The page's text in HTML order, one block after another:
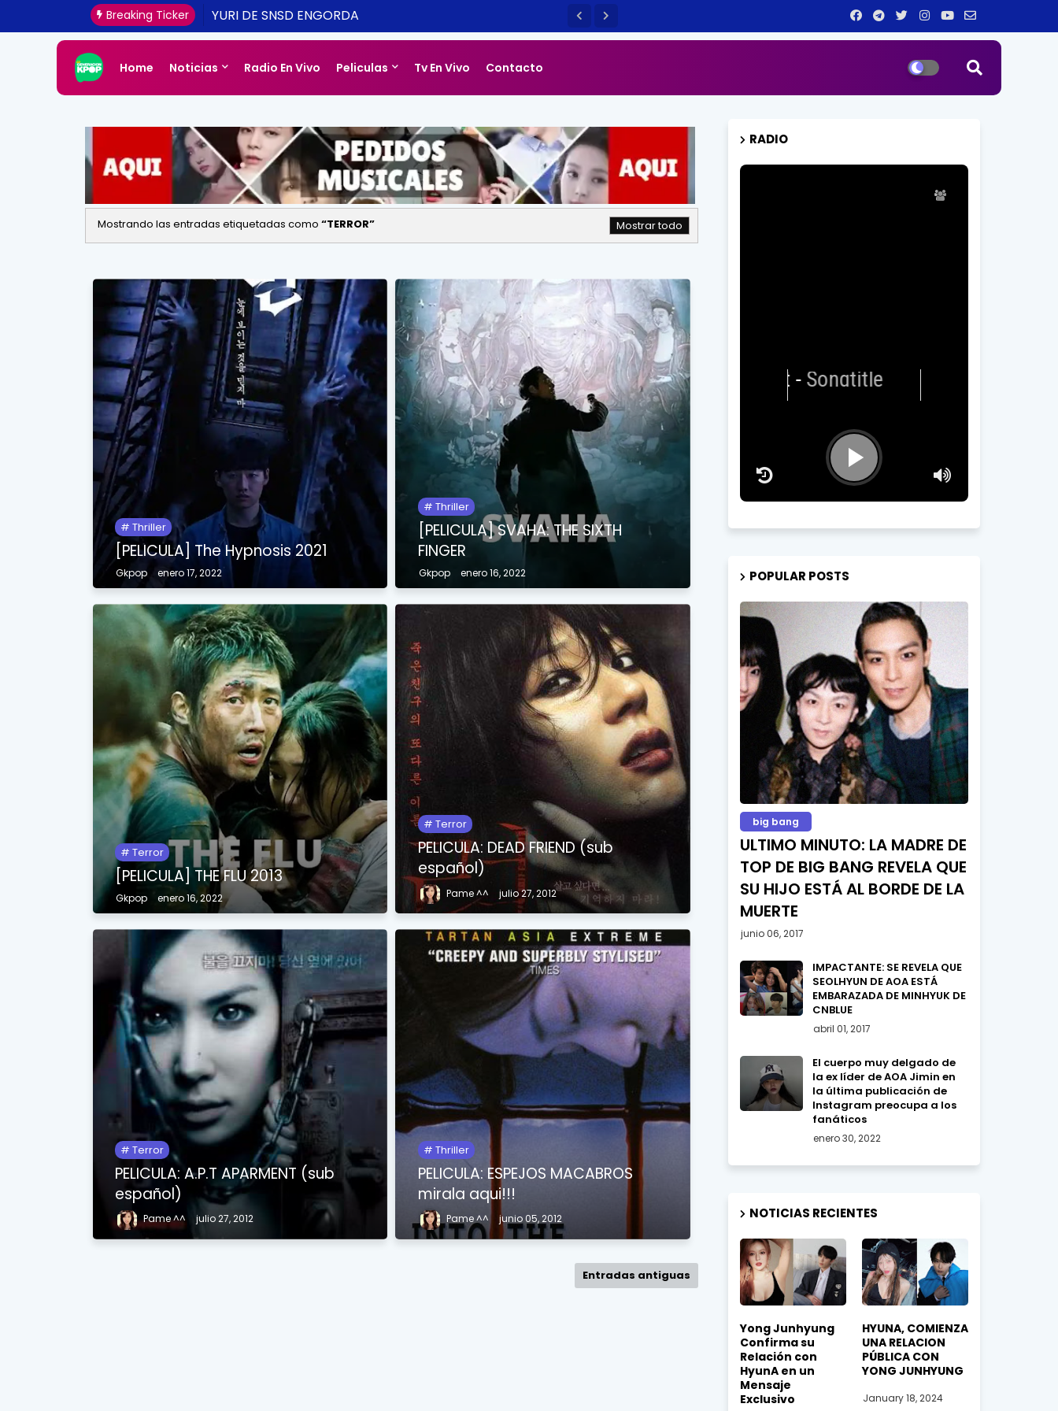
Breaking Ticker YURI DE SNSD ENGORDA
Home Noticias Radio En Vivo Peliculas Tv En Vivo Contacto
Mostrando las entradas etiquetadas como TERROR Mostrar todo
Thriller
[PELICULA] The Hypnosis 2021
Gkpop enero 17, 2022
Thriller
[PELICULA] SVAHA: THE SIXTH
FINGER
Gkpop enero 16, 2022
Terror
[PELICULA] THE FLU 2013
Gkpop enero 16, 2022
Terror
PELICULA: DEAD FRIEND (sub
español)
Pame ^^ julio 27, 2012
Terror
PELICULA: A.P.T APARMENT (sub
español)
Pame ^^ julio 27, 2012
Thriller
PELICULA: ESPEJOS MACABROS
mirala aqui!!!
Pame ^^ junio 05, 2012
Entradas antiguas
RADIO
Songtitle
POPULAR POSTS
big bang
ULTIMO MINUTO: LA MADRE DE
TOP DE BIG BANG REVELA QUE
SU HIJO ESTÁ AL BORDE DE LA
MUERTE
junio 06, 2017
IMPACTANTE: SE REVELA QUE
SEOLHYUN DE AOA ESTÁ
EMBARAZADA DE MINHYUK DE
CNBLUE
abril 01, 2017
El cuerpo muy delgado de
la ex líder de AOA Jimin en
la última publicación de
Instagram preocupa a los
fanáticos
enero 30, 2022
NOTICIAS RECIENTES
Yong Junhyung
Confirma su
Relación con
HyunA en un
Mensaje
Exclusivo
HYUNA, COMIENZA
UNA RELACION
PÚBLICA CON
YONG JUNHYUNG
January 18, 2024